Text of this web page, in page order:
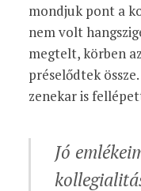
mondjuk pont a
nem volt
megtelt, körben
préselődtek
zenekar is
Jó